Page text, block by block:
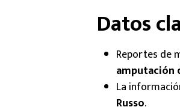
Datos
Reportes de
amputación
La